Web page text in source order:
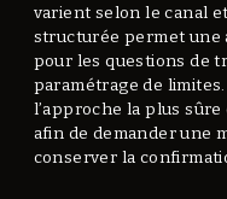
varient selon le canal
structurée permet une
pour les questions de
paramétrage de
l’approche la plus
afin de demander une
conserver la